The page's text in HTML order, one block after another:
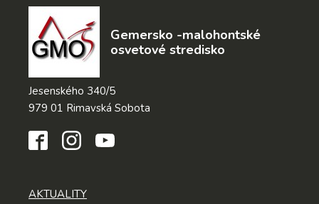
Gemersko -malohontské
osvetové stredisko
Jesenského 340/5
979 01 Rimavská Sobota
AKTUALITY